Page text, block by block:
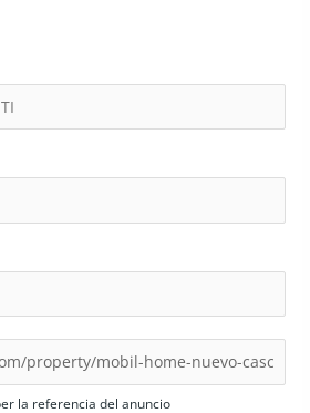
la referencia del anuncio